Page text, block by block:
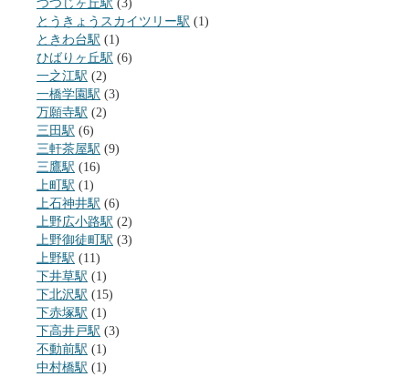
つつじヶ丘駅 (3)
とうきょうスカイツリー駅 (1)
ときわ台駅 (1)
ひばりヶ丘駅 (6)
一之江駅 (2)
一橋学園駅 (3)
万願寺駅 (2)
三田駅 (6)
三軒茶屋駅 (9)
三鷹駅 (16)
上町駅 (1)
上石神井駅 (6)
上野広小路駅 (2)
上野御徒町駅 (3)
上野駅 (11)
下井草駅 (1)
下北沢駅 (15)
下赤塚駅 (1)
下高井戸駅 (3)
不動前駅 (1)
中村橋駅 (1)